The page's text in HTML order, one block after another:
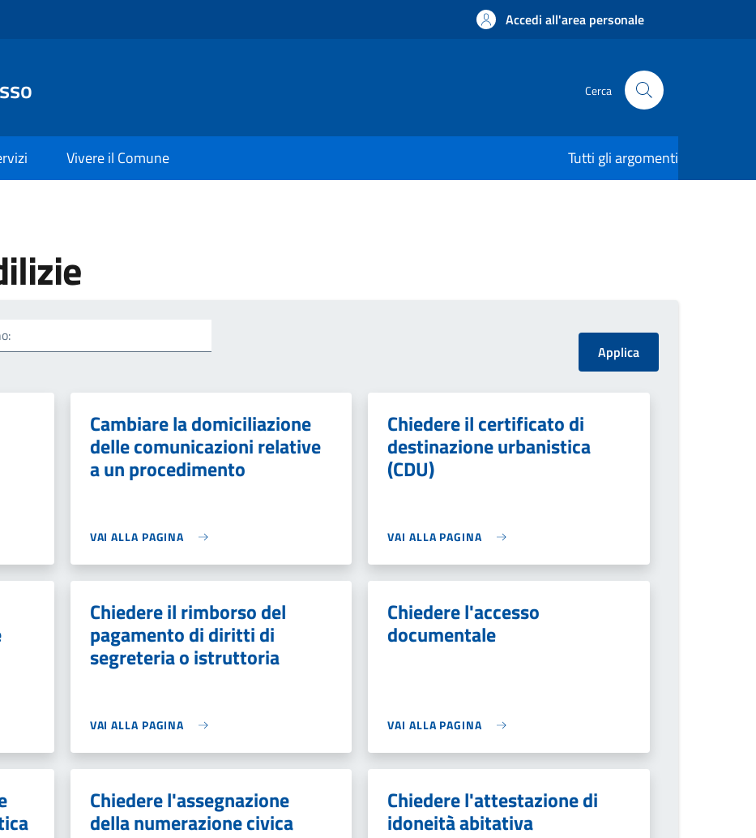
Accedi all'area personale
Cerca
Vivere il Comune Tutti gli argomenti
Cambiare la domiciliazione
delle comunicazioni relative
a un procedimento
VAI ALLA PAGINA
Chiedere il certificato di
destinazione urbanistica
(CDU)
VAI ALLA PAGINA
Chiedere il rimborso del
pagamento di diritti di
segreteria o istruttoria
VAI ALLA PAGINA
Chiedere l'accesso
documentale
VAI ALLA PAGINA
Chiedere l'assegnazione
della numerazione civica
Chiedere l'attestazione di
idoneità abitativa